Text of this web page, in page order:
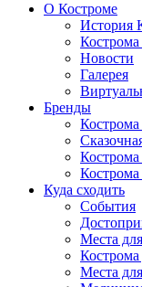
О Костроме
История
Кострома
Новости
Галерея
Бренды
Куда сходить
События
Места
Кострома
Места